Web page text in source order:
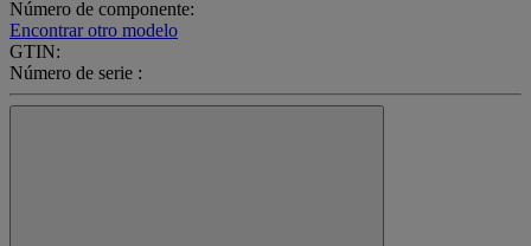
Número de componente:
Encontrar otro modelo
GTIN:
Número de serie :